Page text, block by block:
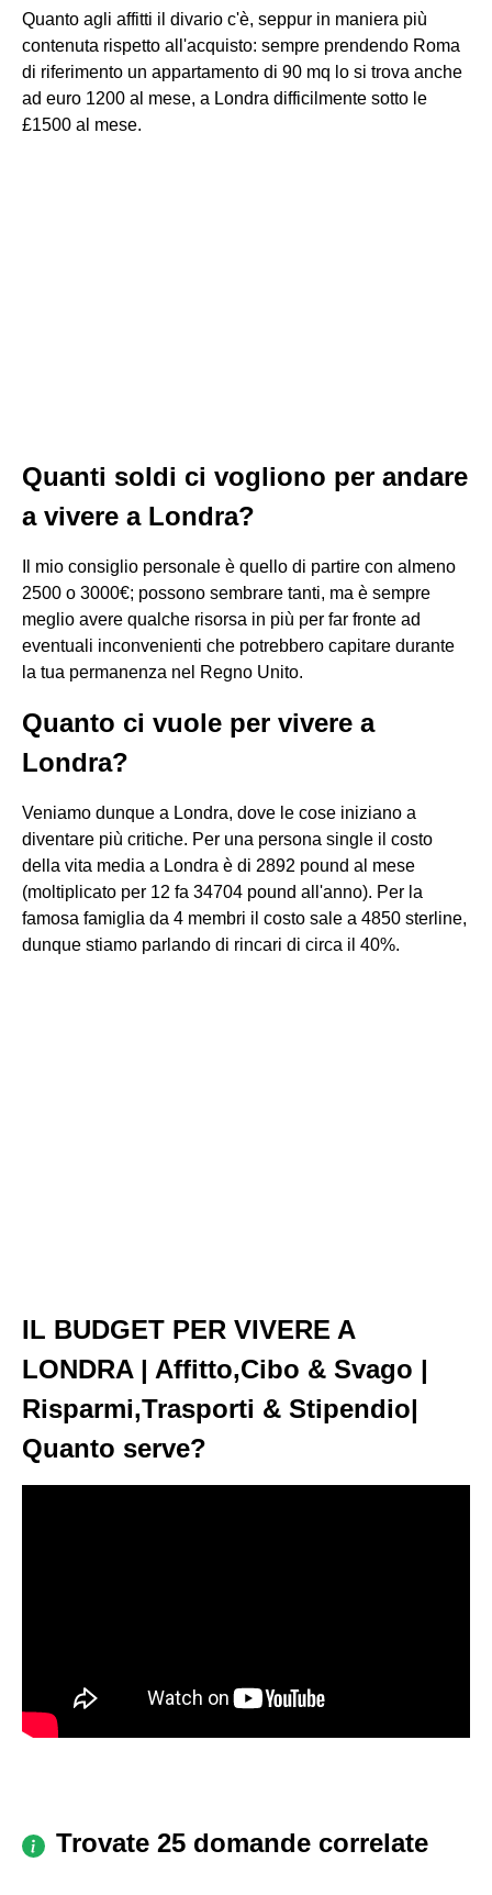
Quanto agli affitti il divario c'è, seppur in maniera più
contenuta rispetto all'acquisto: sempre prendendo Roma
di riferimento un appartamento di 90 mq lo si trova anche
ad euro 1200 al mese, a Londra difficilmente sotto le
£1500 al mese.
Quanti soldi ci vogliono per andare
a vivere a Londra?
Il mio consiglio personale è quello di partire con almeno
2500 o 3000€; possono sembrare tanti, ma è sempre
meglio avere qualche risorsa in più per far fronte ad
eventuali inconvenienti che potrebbero capitare durante
la tua permanenza nel Regno Unito.
Quanto ci vuole per vivere a
Londra?
Veniamo dunque a Londra, dove le cose iniziano a
diventare più critiche. Per una persona single il costo
della vita media a Londra è di 2892 pound al mese
(moltiplicato per 12 fa 34704 pound all'anno). Per la
famosa famiglia da 4 membri il costo sale a 4850 sterline,
dunque stiamo parlando di rincari di circa il 40%.
IL BUDGET PER VIVERE A
LONDRA | Affitto,Cibo & Svago |
Risparmi,Trasporti & Stipendio|
Quanto serve?
Trovate 25 domande correlate